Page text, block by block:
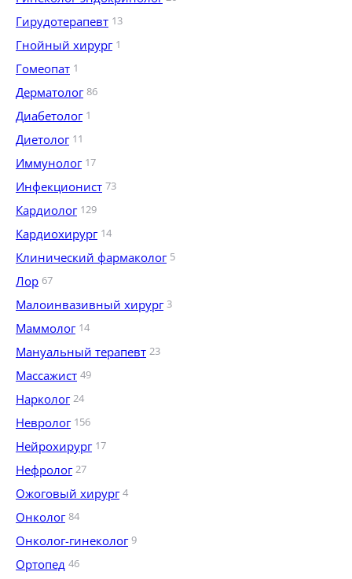
Гирудотерапевт 13
Гнойный хирург 1
Гомеопат 1
Дерматолог 86
Диабетолог 1
Диетолог 11
Иммунолог 17
Инфекционист 73
Кардиолог 129
Кардиохирург 14
Клинический фармаколог 5
Лор 67
Малоинвазивный хирург 3
Маммолог 14
Мануальный терапевт 23
Массажист 49
Нарколог 24
Невролог 156
Нейрохирург 17
Нефролог 27
Ожоговый хирург 4
Онколог 84
Онколог-гинеколог 9
Ортопед 46